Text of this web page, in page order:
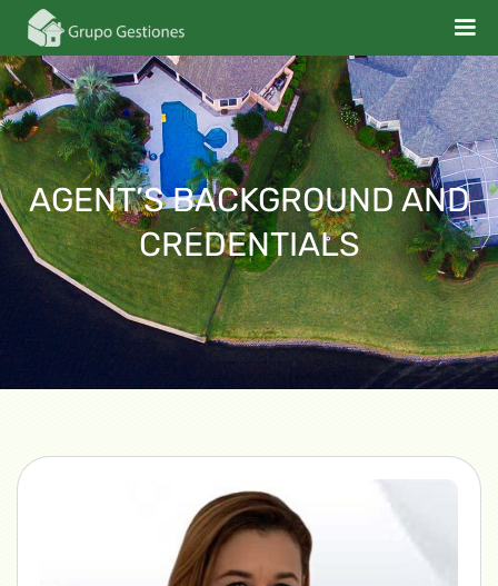
AGENT’S BACKGROUND AND
CREDENTIALS